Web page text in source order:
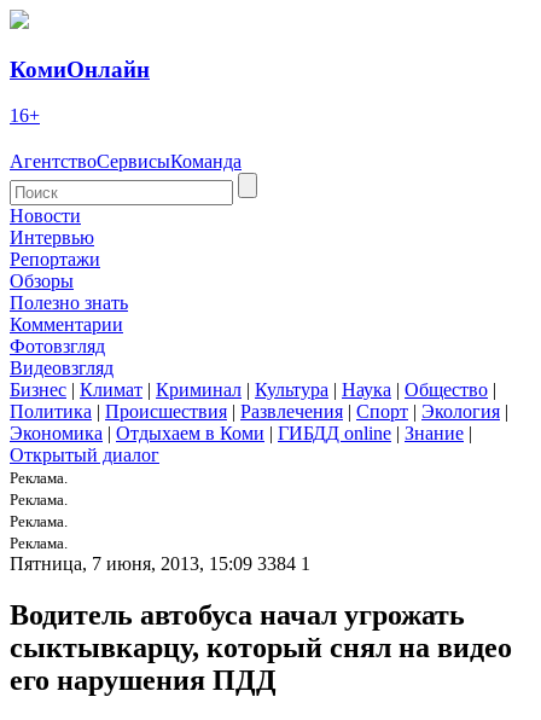
КомиОнлайн
16+
АгентствоСервисыКоманда
Новости
Интервью
Репортажи
Обзоры
Полезно знать
Комментарии
Фотовзгляд
Видеовзгляд
Бизнес | Климат | Криминал | Культура | Наука | Общество |
Политика | Происшествия | Развлечения | Спорт | Экология |
Экономика | Отдыхаем в Коми | ГИБДД online | Знание |
Открытый диалог
Реклама.
Реклама.
Реклама.
Реклама.
Пятница, 7 июня, 2013, 15:09 3384 1
Водитель автобуса начал угрожать
сыктывкарцу, который снял на видео
его нарушения ПДД